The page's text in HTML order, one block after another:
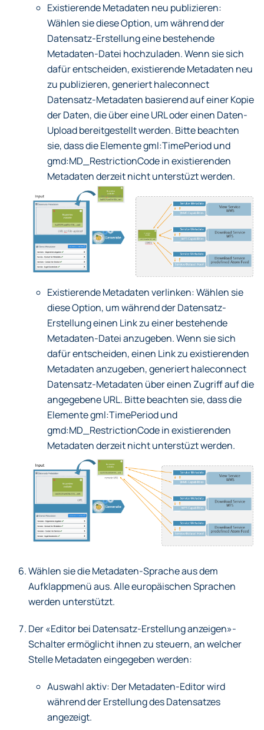
Existierende Metadaten neu publizieren:
Wählen sie diese Option, um während der
Datensatz-Erstellung eine bestehende
Metadaten-Datei hochzuladen. Wenn sie sich
dafür entscheiden, existierende Metadaten neu
zu publizieren, generiert haleconnect
Datensatz-Metadaten basierend auf einer Kopie
der Daten, die über eine URL oder einen Daten-
Upload bereitgestellt werden. Bitte beachten
sie, dass die Elemente gml:TimePeriodund
gmd:MD_RestrictionCodein existierenden
Metadaten derzeit nicht unterstüzt werden.
Existierende Metadaten verlinken: Wählen sie
diese Option, um während der Datensatz-
Erstellung einen Link zu einer bestehende
Metadaten-Datei anzugeben. Wenn sie sich
dafür entscheiden, einen Link zu existierenden
Metadaten anzugeben, generiert haleconnect
Datensatz-Metadaten über einen Zugriff auf die
angegebene URL. Bitte beachten sie, dass die
Elemente gml:TimePeriodund
gmd:MD_RestrictionCodein existierenden
Metadaten derzeit nicht unterstüzt werden.
Wählen sie die Metadaten-Sprache aus dem
Aufklappmenü aus. Alle europäischen Sprachen
werden unterstützt.
Der «Editor bei Datensatz-Erstellung anzeigen»-
Schalter ermöglicht ihnen zu steuern, an welcher
Stelle Metadaten eingegeben werden:
Auswahl aktiv: Der Metadaten-Editor wird
während der Erstellung des Datensatzes
angezeigt.